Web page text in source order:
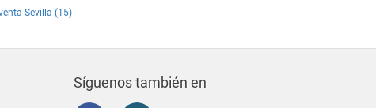
Sevilla (15)
Síguenos también en